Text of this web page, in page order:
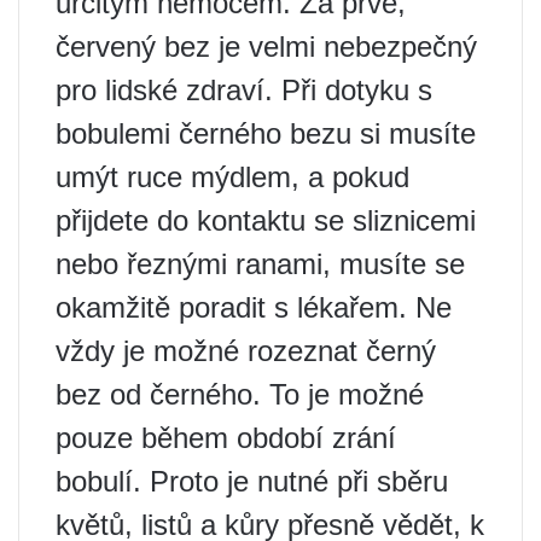
červený bez je velmi nebezpečný
pro lidské zdraví. Při dotyku s
bobulemi černého bezu si musíte
umýt ruce mýdlem, a pokud
přijdete do kontaktu se sliznicemi
nebo řeznými ranami, musíte se
okamžitě poradit s lékařem. Ne
vždy je možné rozeznat černý
bez od černého. To je možné
pouze během období zrání
bobulí. Proto je nutné při sběru
květů, listů a kůry přesně vědět, k